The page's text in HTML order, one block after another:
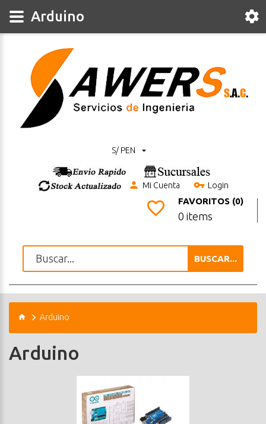
S/ PEN
Mi Cuenta Login
FAVORITOS (0)
0 items
BUSCAR...
Arduino
Arduino
Arduino